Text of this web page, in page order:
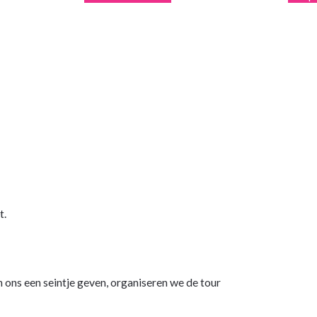
een seintje geven, organiseren we de tour